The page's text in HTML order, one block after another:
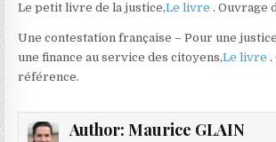
Le petit livre de la justice,Le livre. Ouvrage
Une contestation française – Pour une
une finance au service des citoyens,Le livre.
référence.
Author: Maurice GLAIN